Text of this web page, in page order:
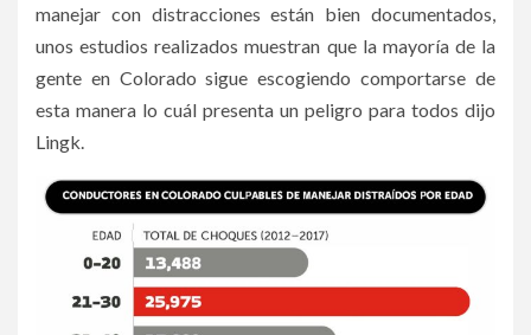
manejar con distracciones están bien documentados,
unos estudios realizados muestran que la mayoría de la
gente en Colorado sigue escogiendo comportarse de
esta manera lo cuál presenta un peligro para todos dijo
Lingk.